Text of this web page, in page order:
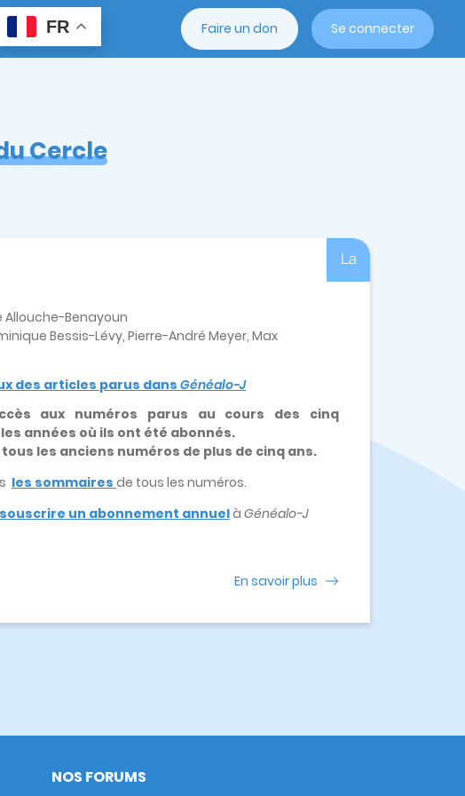
FR Faire un don Se connecter
Cercle
La
Allouche-Benayoun
Bessis-Lévy, Pierre-André Meyer, Max
des articles parus dansGénéalo-J
aux numéros parus au cours des cinq
années où ils ont été abonnés.
les anciens numéros de plus de cinq ans.
les sommaires de tous les numéros.
un abonnement annuelàGénéalo-J
En savoir plus
NOS FORUMS